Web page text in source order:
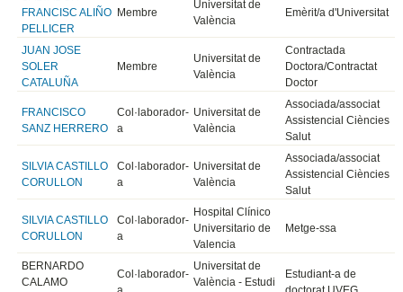
FRANCISC ALIÑO
PELLICER
Membre
Universitat de
València
Emèrit/a d'Universitat
JUAN JOSE
SOLER
CATALUÑA
Membre
Universitat de
València
Contractada
Doctora/Contractat
Doctor
FRANCISCO
SANZ HERRERO
Col·laborador-
a
Universitat de
València
Associada/associat
Assistencial Ciències
Salut
SILVIA CASTILLO
CORULLON
Col·laborador-
a
Universitat de
València
Associada/associat
Assistencial Ciències
Salut
SILVIA CASTILLO
CORULLON
Col·laborador-
a
Hospital Clínico
Universitario de
Valencia
Metge-ssa
BERNARDO
CALAMO
Col·laborador-
Universitat de
València - Estudi
Estudiant-a de